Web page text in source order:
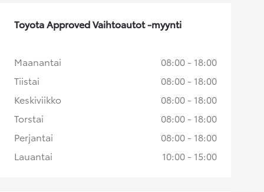
Toyota Approved Vaihtoautot -myynti
Maanantai
08:00 - 18:00
Tiistai
08:00 - 18:00
Keskiviikko
08:00 - 18:00
Torstai
08:00 - 18:00
Perjantai
08:00 - 18:00
Lauantai
10:00 - 15:00